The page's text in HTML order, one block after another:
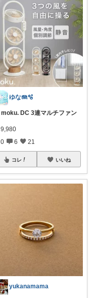
ゆな🪼🫧
DC 3連マルチファン
9,980
0 6 21
コレ いいね
yukanamama